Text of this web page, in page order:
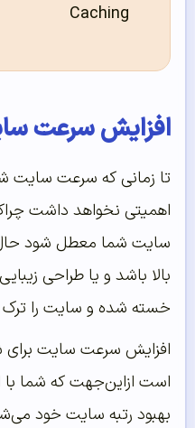
Caching
افزایش سرعت
تا زمانی که سرعت سایت
اهمیتی نخواهد داشت
سایت شما معطل شود حال
بالا باشد و یا طراحی
خسته شده و سایت را
افزایش سرعت سایت برای
است ازاین‌جهت که شما
بهبود رتبه سایت خود